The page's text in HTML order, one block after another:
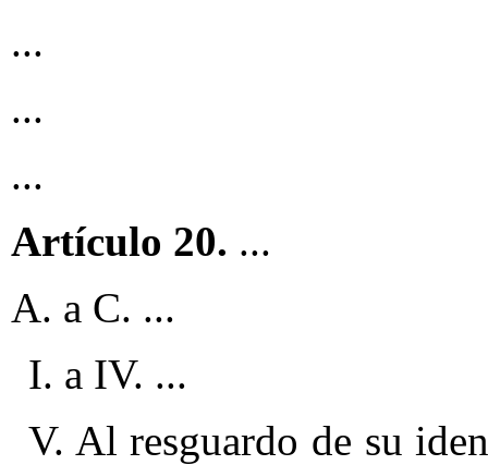
...
...
...
Artículo 20. ...
A. a C. ...
I. a IV. ...
V. Al resguardo de su